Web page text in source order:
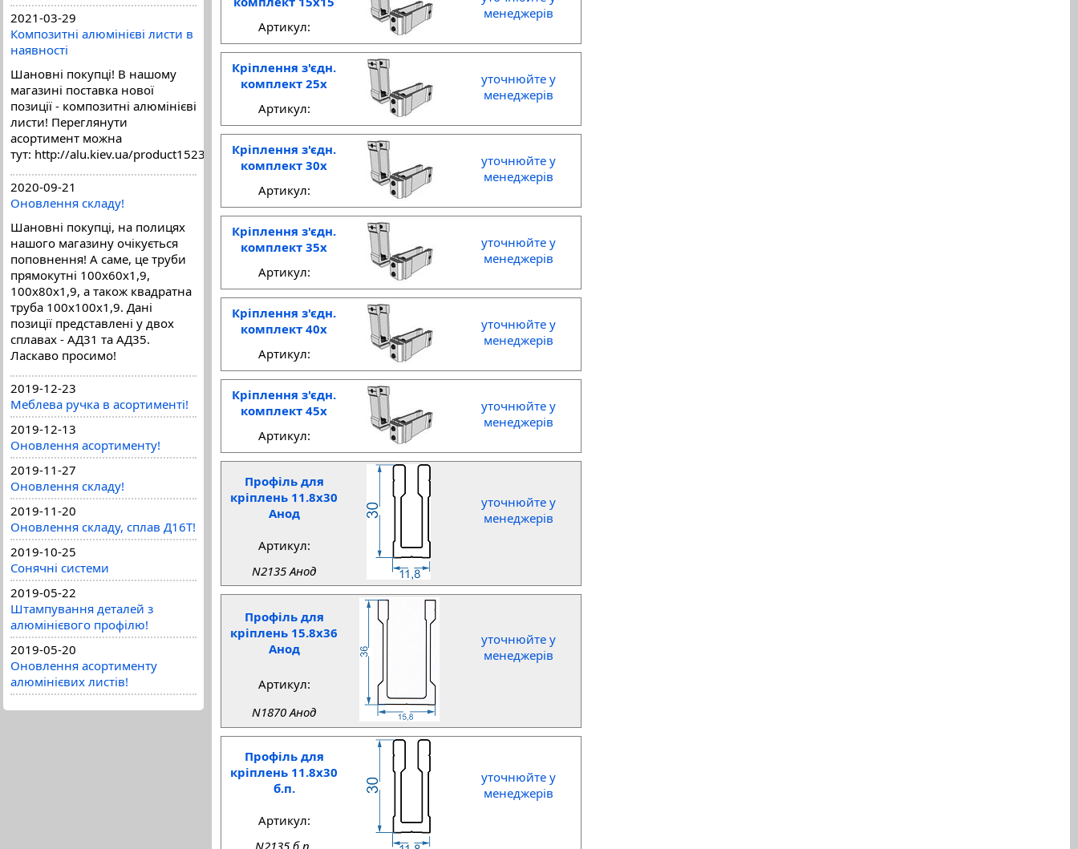
2021-03-29
Композитні алюмінієві листи в
наявності
Шановні покупці! В нашому
магазині поставка нової
позиції - композитні алюмінієві
листи! Переглянути
асортимент можна
тут: http://alu.kiev.ua/product1523.html
2020-09-21
Оновлення складу!
Шановні покупці, на полицях
нашого магазину очікується
поповнення! А саме, це труби
прямокутні 100х60х1,9,
100х80х1,9, а також квадратна
труба 100х100х1,9. Дані
позиції представлені у двох
сплавах - АД31 та АД35.
Ласкаво просимо!
2019-12-23
Меблева ручка в асортименті!
2019-12-13
Оновлення асортименту!
2019-11-27
Оновлення складу!
2019-11-20
Оновлення складу, сплав Д16Т!
2019-10-25
Сонячні системи
2019-05-22
Штампування деталей з
алюмінієвого профілю!
2019-05-20
Оновлення асортименту
алюмінієвих листів!
менеджерів
Артикул:
Кріплення з'єдн.
комплект 25x
уточнюйте у
менеджерів
Артикул:
Кріплення з'єдн.
комплект 30x
уточнюйте у
менеджерів
Артикул:
Кріплення з'єдн.
комплект 35x
уточнюйте у
менеджерів
Артикул:
Кріплення з'єдн.
комплект 40x
уточнюйте у
менеджерів
Артикул:
Кріплення з'єдн.
комплект 45x
уточнюйте у
менеджерів
Артикул:
Профіль для
кріплень 11.8x30
Анод
уточнюйте у
менеджерів
Артикул:
N2135 Анод
Профіль для
кріплень 15.8x36
Анод
уточнюйте у
менеджерів
Артикул:
N1870 Анод
Профіль для
кріплень 11.8x30
б.п.
уточнюйте у
менеджерів
Артикул:
N2135 б.п.